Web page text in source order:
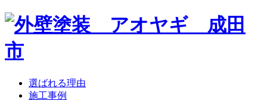
選ばれる理由
施工事例